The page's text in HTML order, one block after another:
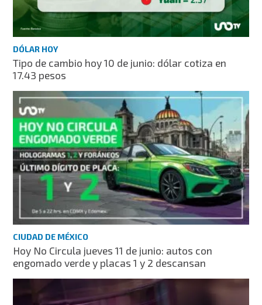
DÓLAR HOY
Tipo de cambio hoy 10 de junio: dólar cotiza en
17.43 pesos
CIUDAD DE MÉXICO
Hoy No Circula jueves 11 de junio: autos con
engomado verde y placas 1 y 2 descansan